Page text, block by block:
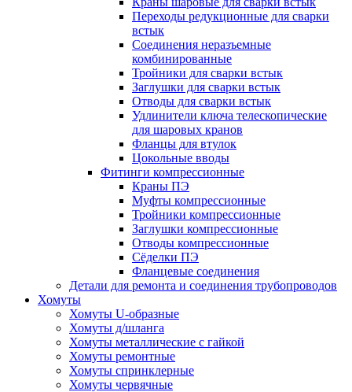
Переходы редукционные для сварки
встык
Соединения неразъемные
комбинированные
Тройники для сварки встык
Заглушки для сварки встык
Отводы для сварки встык
Удлинители ключа телескопические
для шаровых кранов
Фланцы для втулок
Цокольные вводы
Фитинги компрессионные
Краны ПЭ
Муфты компрессионные
Тройники компрессионные
Заглушки компрессионные
Отводы компрессионные
Сёделки ПЭ
Фланцевые соединения
Детали для ремонта и соединения трубопроводов
Хомуты
Хомуты U-образные
Хомуты д/шланга
Хомуты металлические с гайкой
Хомуты ремонтные
Хомуты спринклерные
Хомуты червячные